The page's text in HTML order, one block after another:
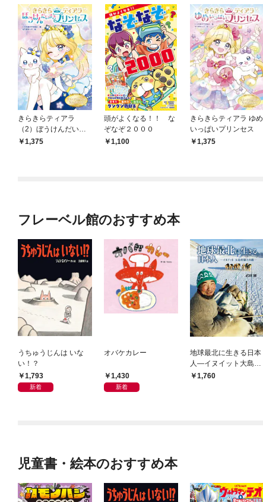
きらきらティアラ
（2）ぼうけんだいす
きプリンセス
1,375
頭がよくなる！！ な
ぞなぞ２０００
1,100
きらきらティアラ ゆめ
いっぱいプリンセス
1,375
フレーベル館のおすすめ本
うちゅうじんは いな
い！？
1,793
新着
オバケカレー
1,430
新着
地球最北に生きる日本
人―イヌイット大島育
雄との旅―
1,760
児童書・絵本のおすすめ本